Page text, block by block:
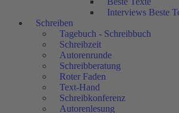
Interviews Beste
Schreiben
Tagebuch - Schreibbuch
Schreibzeit
Autorenrunde
Schreibberatung
Roter Faden
Text-Hand
Schreibkonferenz
Autorenlesung